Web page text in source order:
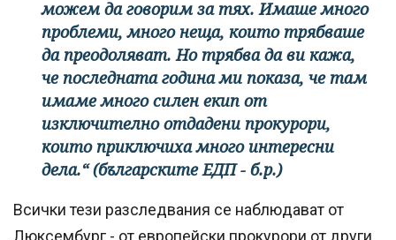
можем да говорим за тях. Имаше много
проблеми, много неща, които трябваше
да преодоляват. Но трябва да ви кажа,
че последната година ми показа, че там
имаме много силен екип от
изключително отдадени прокурори,
които приключиха много интересни
дела.“ (българските ЕДП - б.р.)
Всички тези разследвания се наблюдават от